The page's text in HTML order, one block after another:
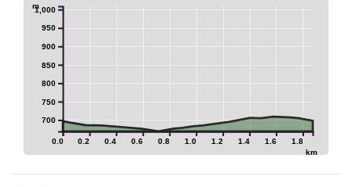
0.0 0.2 0.4 0.6 0.8 1.0 1.2 1.4 1.6 1.8
km
700
750
800
850
900
950
1,000
m